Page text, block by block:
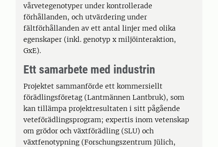
vårvetegenotyper under kontrollerade
förhållanden, och utvärdering under
fältförhållanden av ett antal linjer med olika
egenskaper (inkl. genotyp x miljöinteraktion,
GxE).
Ett samarbete med industrin
Projektet sammanförde ett kommersiellt
förädlingsföretag (Lantmännen Lantbruk), som
kan tillämpa projektresultaten i sitt pågående
veteförädlingsprogram; expertis inom vetenskap
om grödor och växtförädling (SLU) och
växtfenotypning (Forschungszentrum Jülich,